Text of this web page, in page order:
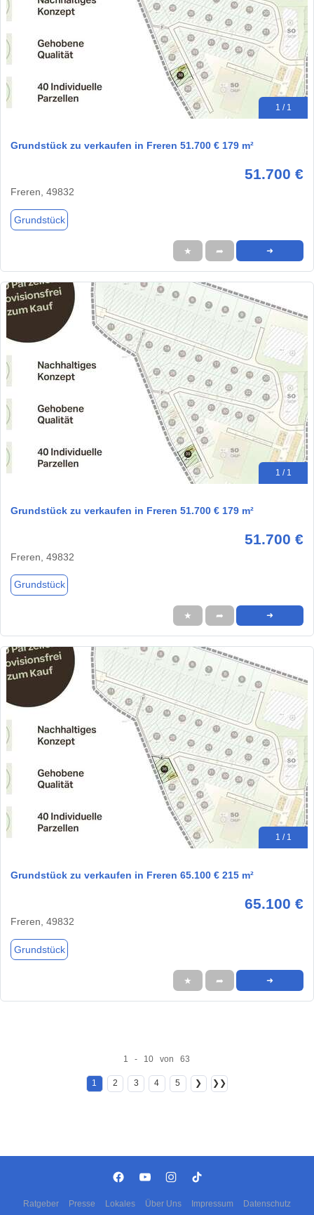
1 / 1
Grundstück zu verkaufen in Freren 51.700 € 179 m²
51.700 €
Freren, 49832
Grundstück
★ ➦ ➜
1 / 1
Grundstück zu verkaufen in Freren 51.700 € 179 m²
51.700 €
Freren, 49832
Grundstück
★ ➦ ➜
1 / 1
Grundstück zu verkaufen in Freren 65.100 € 215 m²
65.100 €
Freren, 49832
Grundstück
★ ➦ ➜
1 - 10 von 63
1 2 3 4 5 ❯ ❯❯
Ratgeber Presse Lokales Über Uns Impressum Datenschutz